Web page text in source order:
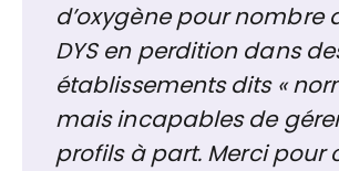
d’oxygène pour nombre
DYS en perdition dans
établissements dits «
mais incapables de
profils à part. Merci pour